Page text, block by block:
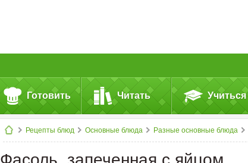
Готовить Читать Учиться
Рецепты блюд Основные блюда Разные основные блюда